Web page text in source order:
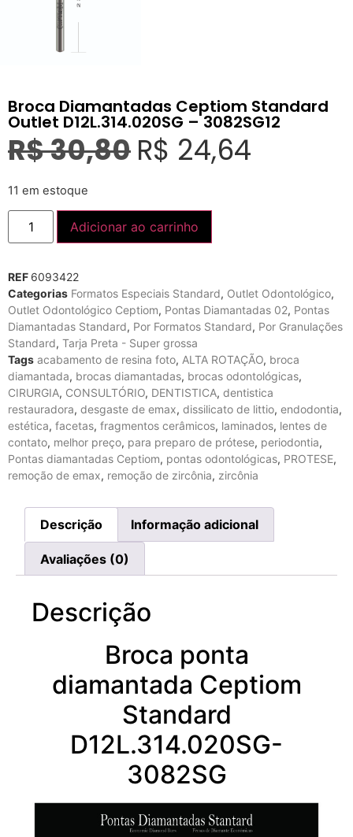
Broca Diamantadas Ceptiom Standard
Outlet D12L.314.020SG – 3082SG12
R$30,80 R$ 24,64
11 em estoque
Adicionar ao carrinho
REF 6093422
Categorias Formatos Especiais Standard, Outlet Odontológico,
Outlet Odontológico Ceptiom, Pontas Diamantadas 02, Pontas
Diamantadas Standard, Por Formatos Standard, Por Granulações
Standard, Tarja Preta - Super grossa
Tags acabamento de resina foto, ALTA ROTAÇÃO, broca
diamantada, brocas diamantadas, brocas odontológicas,
CIRURGIA, CONSULTÓRIO, DENTISTICA, dentistica
restauradora, desgaste de emax, dissilicato de littio, endodontia,
estética, facetas, fragmentos cerâmicos, laminados, lentes de
contato, melhor preço, para preparo de prótese, periodontia,
Pontas diamantadas Ceptiom, pontas odontológicas, PROTESE,
remoção de emax, remoção de zircônia, zircônia
Descrição Informação adicional
Avaliações (0)
Descrição
Broca ponta
diamantada Ceptiom
Standard
D12L.314.020SG-
3082SG